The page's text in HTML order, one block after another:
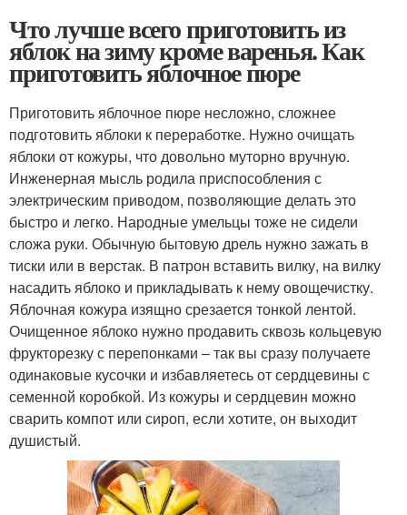
Что лучше всего приготовить из
яблок на зиму кроме варенья. Как
приготовить яблочное пюре
Приготовить яблочное пюре несложно, сложнее
подготовить яблоки к переработке. Нужно очищать
яблоки от кожуры, что довольно муторно вручную.
Инженерная мысль родила приспособления с
электрическим приводом, позволяющие делать это
быстро и легко. Народные умельцы тоже не сидели
сложа руки. Обычную бытовую дрель нужно зажать в
тиски или в верстак. В патрон вставить вилку, на вилку
насадить яблоко и прикладывать к нему овощечистку.
Яблочная кожура изящно срезается тонкой лентой.
Очищенное яблоко нужно продавить сквозь кольцевую
фрукторезку с перепонками – так вы сразу получаете
одинаковые кусочки и избавляетесь от сердцевины с
семенной коробкой. Из кожуры и сердцевин можно
сварить компот или сироп, если хотите, он выходит
душистый.